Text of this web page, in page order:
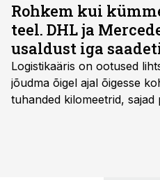
Rohkem kui
teel. DHL ja
usaldust iga
Logistikaäris on ootused
jõudma õigel ajal õigesse
tuhanded kilomeetrid, sajad